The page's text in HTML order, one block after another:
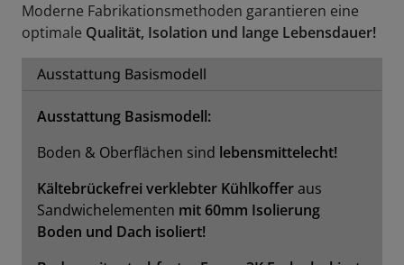
Moderne Fabrikationsmethoden garantieren eine
optimale Qualität, Isolation und lange Lebensdauer!
Ausstattung Basismodell
Ausstattung Basismodell:
Boden & Oberflächen sind lebensmittelecht!
Kältebrückefrei verklebter Kühlkofferaus
Sandwichelementen mit 60mm Isolierung
Boden und Dach isoliert!